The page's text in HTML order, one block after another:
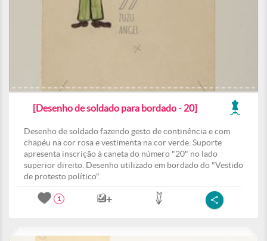
[Desenho de soldado para bordado - 20]
Desenho de soldado fazendo gesto de continência e com
chapéu na cor rosa e vestimenta na cor verde. Suporte
apresenta inscrição à caneta do número "20" no lado
superior direito. Desenho utilizado em bordado do "Vestido
de protesto político".
1